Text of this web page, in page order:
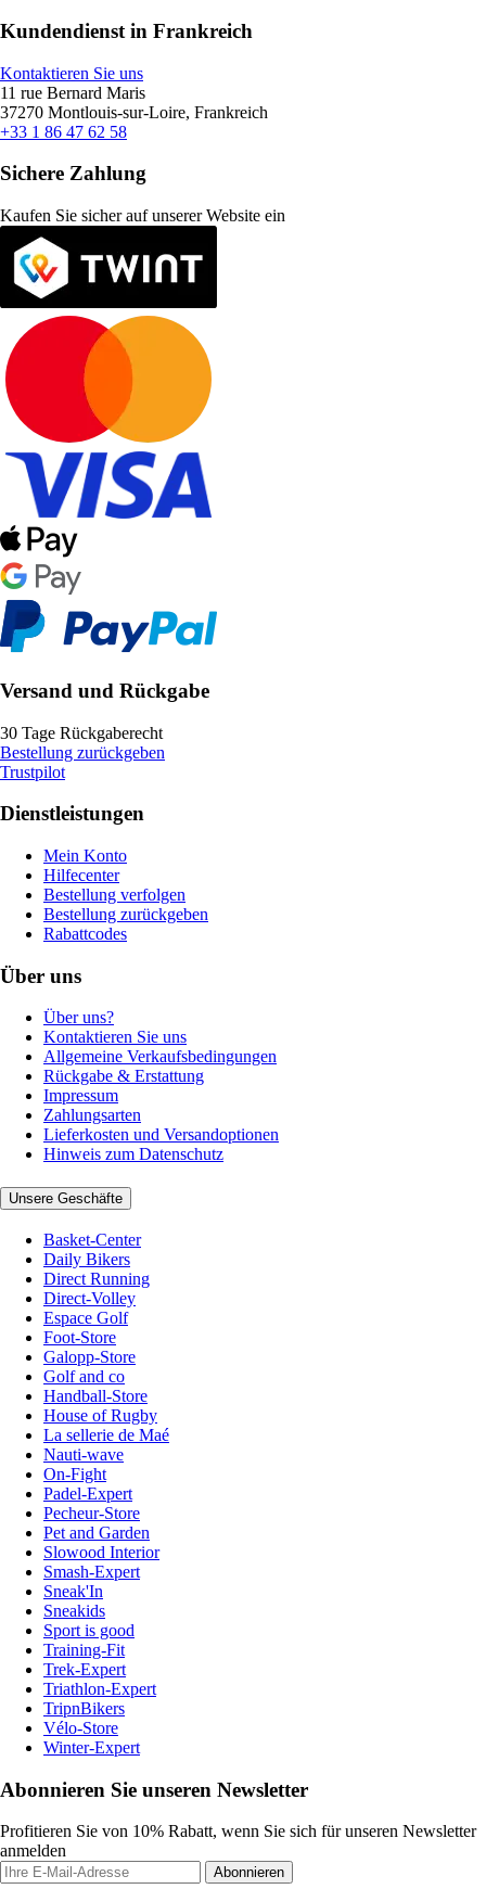
Kundendienst in Frankreich
Kontaktieren Sie uns
11 rue Bernard Maris
37270 Montlouis-sur-Loire, Frankreich
+33 1 86 47 62 58
Sichere Zahlung
Kaufen Sie sicher auf unserer Website ein
Versand und Rückgabe
30 Tage Rückgaberecht
Bestellung zurückgeben
Trustpilot
Dienstleistungen
Mein Konto
Hilfecenter
Bestellung verfolgen
Bestellung zurückgeben
Rabattcodes
Über uns
Über uns?
Kontaktieren Sie uns
Allgemeine Verkaufsbedingungen
Rückgabe & Erstattung
Impressum
Zahlungsarten
Lieferkosten und Versandoptionen
Hinweis zum Datenschutz
Unsere Geschäfte
Basket-Center
Daily Bikers
Direct Running
Direct-Volley
Espace Golf
Foot-Store
Galopp-Store
Golf and co
Handball-Store
House of Rugby
La sellerie de Maé
Nauti-wave
On-Fight
Padel-Expert
Pecheur-Store
Pet and Garden
Slowood Interior
Smash-Expert
Sneak'In
Sneakids
Sport is good
Training-Fit
Trek-Expert
Triathlon-Expert
TripnBikers
Vélo-Store
Winter-Expert
Abonnieren Sie unseren Newsletter
Profitieren Sie von 10% Rabatt, wenn Sie sich für unseren Newsletter
anmelden
Abonnieren